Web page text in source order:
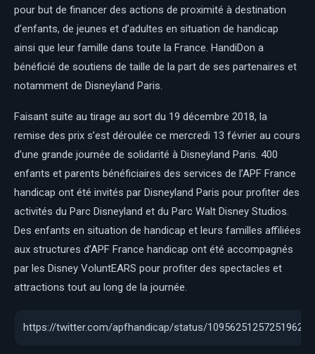
pour but de financer des actions de proximité à destination
d’enfants, de jeunes et d’adultes en situation de handicap
ainsi que leur famille dans toute la France. HandiDon a
bénéficié de soutiens de taille de la part de ses partenaires et
notamment de Disneyland Paris.
Faisant suite au tirage au sort du 19 décembre 2018, la
remise des prix s’est déroulée ce mercredi 13 février au cours
d’une grande journée de solidarité à Disneyland Paris. 400
enfants et parents bénéficiaires des services de l’APF France
handicap ont été invités par Disneyland Paris pour profiter des
activités du Parc Disneyland et du Parc Walt Disney Studios.
Des enfants en situation de handicap et leurs familles affiliées
aux structures d’APF France handicap ont été accompagnés
par les Disney VoluntEARS pour profiter des spectacles et
attractions tout au long de la journée.
https://twitter.com/apfhandicap/status/1095625125725196288